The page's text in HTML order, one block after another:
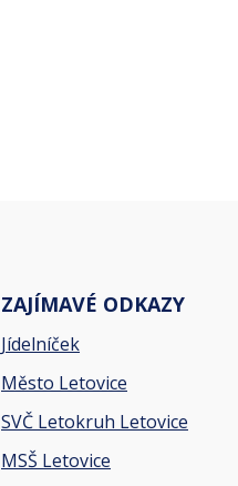
ZAJÍMAVÉ ODKAZY
Jídelníček
Město Letovice
SVČ Letokruh Letovice
MSŠ Letovice